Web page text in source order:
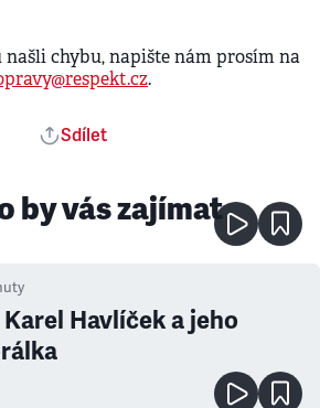
našli chybu, napište nám prosím na
.
Sdílet
by vás zajímat
Havlíček a jeho